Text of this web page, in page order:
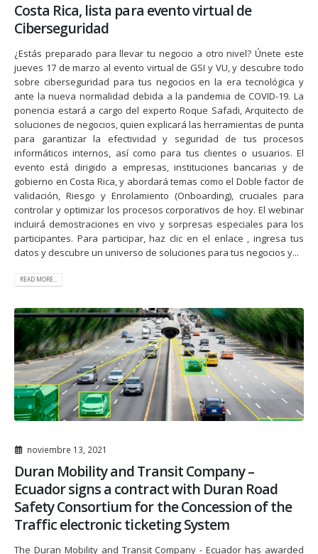
Costa Rica, lista para evento virtual de
Ciberseguridad
¿Estás preparado para llevar tu negocio a otro nivel? Únete este
jueves 17 de marzo al evento virtual de GSI y VU, y descubre todo
sobre ciberseguridad para tus negocios en la era tecnológica y
ante la nueva normalidad debida a la pandemia de COVID-19. La
ponencia estará a cargo del experto Roque Safadi, Arquitecto de
soluciones de negocios, quien explicará las herramientas de punta
para garantizar la efectividad y seguridad de tus procesos
informáticos internos, así como para tus clientes o usuarios. El
evento está dirigido a empresas, instituciones bancarias y de
gobierno en Costa Rica, y abordará temas como el Doble factor de
validación, Riesgo y Enrolamiento (Onboarding), cruciales para
controlar y optimizar los procesos corporativos de hoy. El webinar
incluirá demostraciones en vivo y sorpresas especiales para los
participantes. Para participar, haz clic en el enlace , ingresa tus
datos y descubre un universo de soluciones para tus negocios y...
READ MORE...
noviembre 13, 2021
Duran Mobility and Transit Company –
Ecuador signs a contract with Duran Road
Safety Consortium for the Concession of the
Traffic electronic ticketing System
The Duran Mobility and Transit Company - Ecuador has awarded